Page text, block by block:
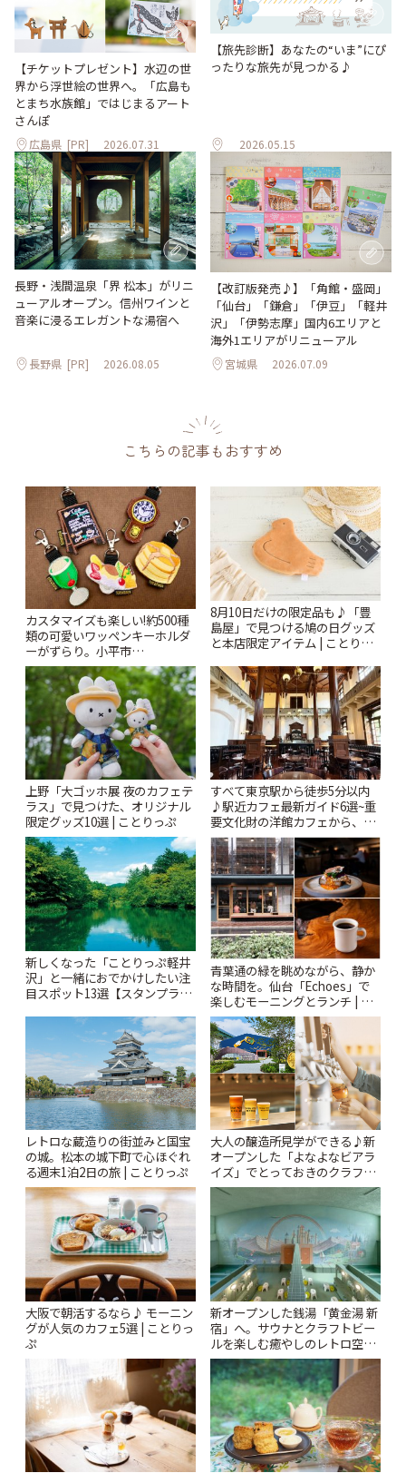
【チケットプレゼント】水辺の世
界から浮世絵の世界へ。「広島も
とまち水族館」ではじまるアート
さんぽ
広島県 [PR] 2026.07.31
【旅先診断】あなたの“いま”にぴ
ったりな旅先が見つかる♪
2026.05.15
長野・浅間温泉「界 松本」がリニ
ューアルオープン。信州ワインと
音楽に浸るエレガントな湯宿へ
長野県 [PR] 2026.08.05
【改訂版発売♪】「角館・盛岡」
「仙台」「鎌倉」「伊豆」「軽井
沢」「伊勢志摩」国内6エリアと
海外1エリアがリニューアル
宮城県 2026.07.09
こちらの記事もおすすめ
カスタマイズも楽しい!約500種
類の可愛いワッペンキーホルダ
ーがずらり。小平市
「Kimamaya T&K」 | ことりっ
ぷ
8月10日だけの限定品も♪「豊
島屋」で見つける鳩の日グッズ
と本店限定アイテム | ことりっ
上野「大ゴッホ展 夜のカフェテ
ラス」で見つけた、オリジナル
限定グッズ10選 | ことりっぷ
すべて東京駅から徒歩5分以内
♪駅近カフェ最新ガイド6選~重
要文化財の洋館カフェから、改
札すぐのレトロ喫茶まで~ | こと
りっぷ
新しくなった「ことりっぷ軽井
沢」と一緒におでかけしたい注
目スポット13選【スタンプラリ
青葉通の緑を眺めながら、静か
な時間を。仙台「Echoes」で
楽しむモーニングとランチ | こ
とりっぷ
レトロな蔵造りの街並みと国宝
の城。松本の城下町で心ほぐれ
る週末1泊2日の旅 | ことりっぷ
大人の醸造所見学ができる♪新
オープンした「よなよなビアラ
イズ」でとっておきのクラフト
ビール体験 | ことりっぷ
大阪で朝活するなら♪ モーニン
グが人気のカフェ5選 | ことりっ
ぷ
新オープンした銭湯「黄金湯 新
宿」へ。サウナとクラフトビー
ルを楽しむ癒やしのレトロ空間
| ことりっぷ